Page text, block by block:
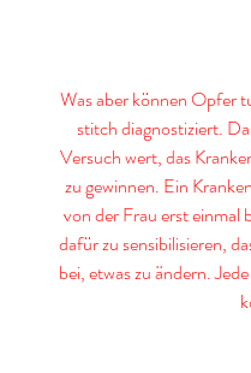
Was aber können Opfer
stitch diagnostiziert.
Versuch wert, das
zu gewinnen. Ein
von der Frau erst
dafür zu sensibilisieren,
bei, etwas zu ändern.